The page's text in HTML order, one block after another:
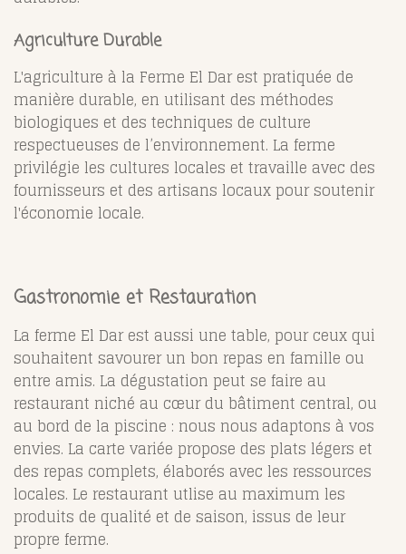
Agriculture Durable
L'agriculture à la Ferme El Dar est pratiquée de
manière durable, en utilisant des méthodes
biologiques et des techniques de culture
respectueuses de l’environnement. La ferme
privilégie les cultures locales et travaille avec des
fournisseurs et des artisans locaux pour soutenir
l'économie locale.
Gastronomie et Restauration
La ferme El Dar est aussi une table, pour ceux qui
souhaitent savourer un bon repas en famille ou
entre amis. La dégustation peut se faire au
restaurant niché au cœur du bâtiment central, ou
au bord de la piscine : nous nous adaptons à vos
envies. La carte variée propose des plats légers et
des repas complets, élaborés avec les ressources
locales. Le restaurant utlise au maximum les
produits de qualité et de saison, issus de leur
propre ferme.